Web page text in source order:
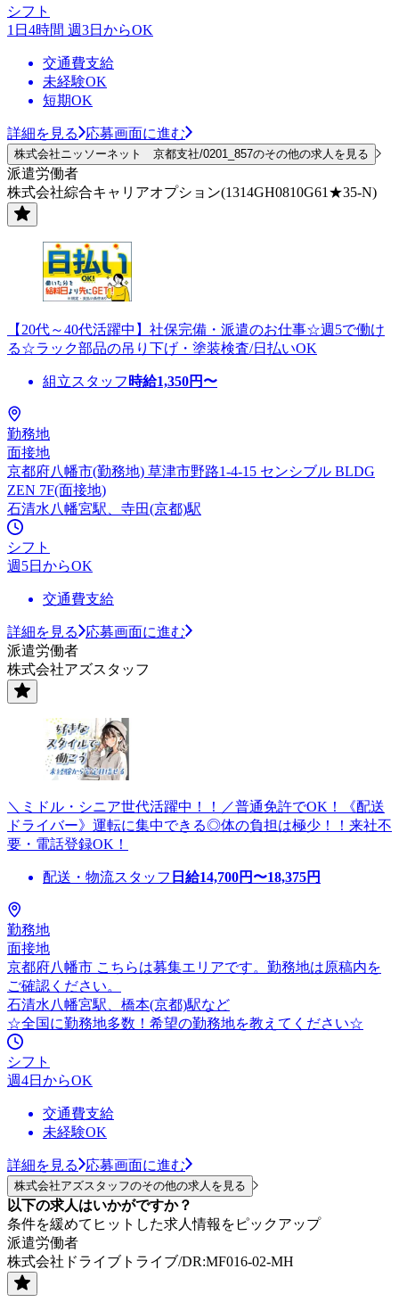
シフト
1日4時間 週3日からOK
交通費支給
未経験OK
短期OK
詳細を見る 応募画面に進む
株式会社ニッソーネット 京都支社/0201_857のその他の求人を見る
派遣労働者
株式会社綜合キャリアオプション(1314GH0810G61★35-N)
【20代～40代活躍中】社保完備・派遣のお仕事☆週5で働け
る☆ラック部品の吊り下げ・塗装検査/日払いOK
組立スタッフ 時給1,350円〜
勤務地
面接地
京都府八幡市(勤務地) 草津市野路1-4-15 センシブル BLDG
ZEN 7F(面接地)
石清水八幡宮駅、寺田(京都)駅
シフト
週5日からOK
交通費支給
詳細を見る
応募画面に進む
派遣労働者
株式会社アズスタッフ
＼ミドル・シニア世代活躍中！！／普通免許でOK！《配送
ドライバー》運転に集中できる◎体の負担は極少！！来社不
要・電話登録OK！
配送・物流スタッフ 日給14,700円〜18,375円
勤務地
面接地
京都府八幡市 こちらは募集エリアです。勤務地は原稿内を
ご確認ください。
石清水八幡宮駅、橋本(京都)駅など
☆全国に勤務地多数！希望の勤務地を教えてください☆
シフト
週4日からOK
交通費支給
未経験OK
詳細を見る 応募画面に進む
株式会社アズスタッフのその他の求人を見る
以下の求人はいかがですか？
条件を緩めてヒットした求人情報をピックアップ
派遣労働者
株式会社ドライブトライブ/DR:MF016-02-MH